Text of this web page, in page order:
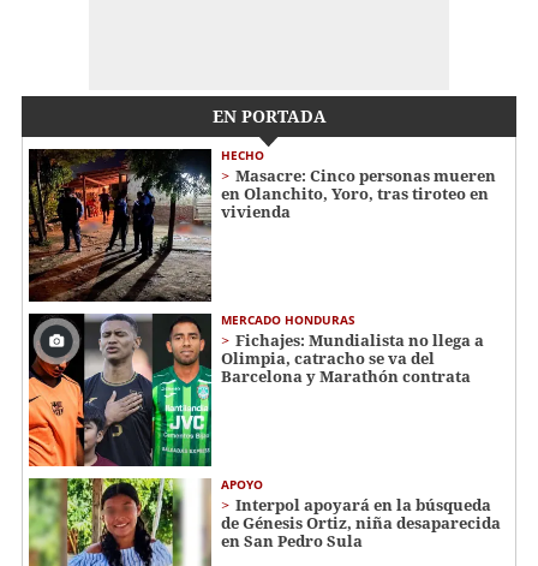
EN PORTADA
HECHO
Masacre: Cinco personas mueren
en Olanchito, Yoro, tras tiroteo en
vivienda
MERCADO HONDURAS
Fichajes: Mundialista no llega a
Olimpia, catracho se va del
Barcelona y Marathón contrata
APOYO
Interpol apoyará en la búsqueda
de Génesis Ortiz, niña desaparecida
en San Pedro Sula